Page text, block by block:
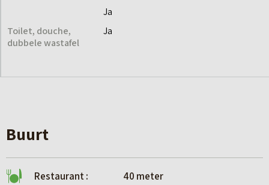
Ja
Toilet, douche,
dubbele wastafel
Ja
Buurt
Restaurant : 40 meter